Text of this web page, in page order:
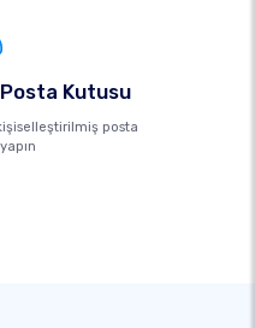
Kutusu
posta